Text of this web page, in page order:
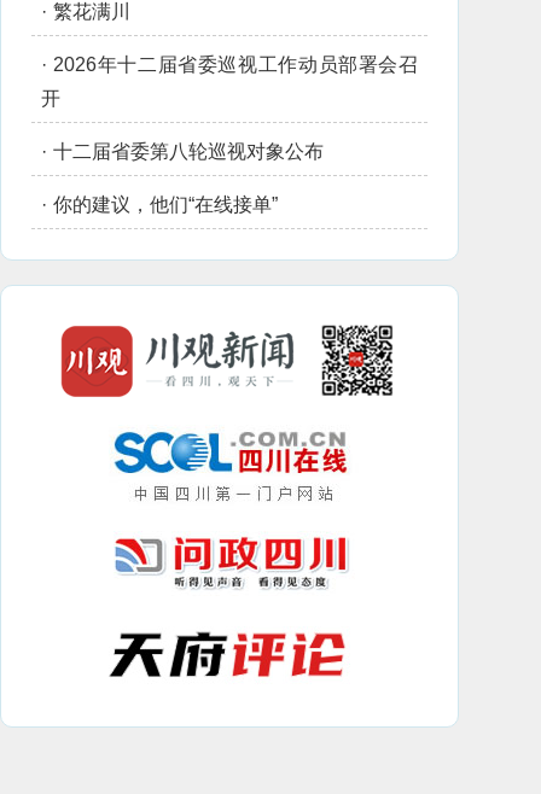
· 繁花满川
· 2026年十二届省委巡视工作动员部署会召
开
· 十二届省委第八轮巡视对象公布
· 你的建议，他们“在线接单”